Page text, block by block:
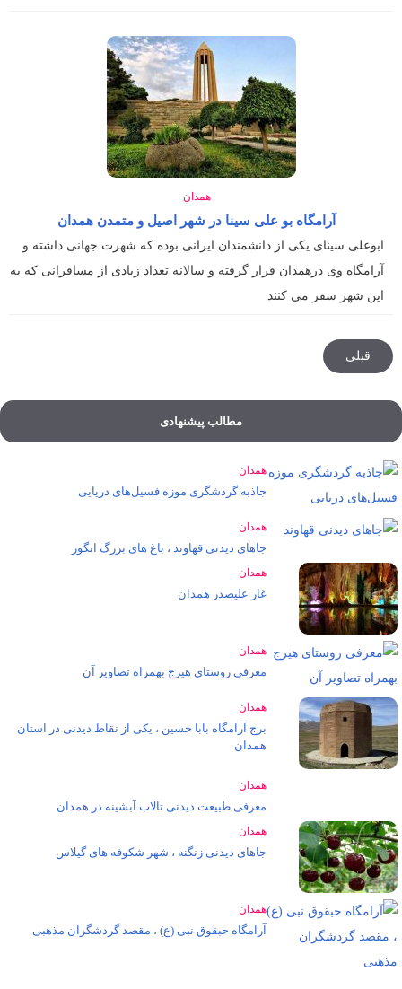
همدان
آرامگاه بو علی سینا در شهر اصیل و متمدن همدان
ابوعلی سینای یکی از دانشمندان ایرانی بوده که شهرت جهانی داشته و
آرامگاه وی درهمدان قرار گرفته و سالانه تعداد زیادی از مسافرانی که به
این شهر سفر می کنند
قبلی
مطالب پیشنهادی
همدان
جاذبه گردشگری موزه فسیل‌های دریایی
همدان
جاهای دیدنی قهاوند ، باغ های بزرگ انگور
همدان
غار علیصدر همدان
همدان
معرفی روستای هیزج بهمراه تصاویر آن
همدان
برج آرامگاه بابا حسین ، یکی از نقاط دیدنی در استان
همدان
همدان
معرفی طبیعت دیدنی تالاب آبشینه در همدان
همدان
جاهای دیدنی زنگنه ، شهر شکوفه های گیلاس
همدان
آرامگاه حبقوق نبی (ع) ، مقصد گردشگران مذهبی